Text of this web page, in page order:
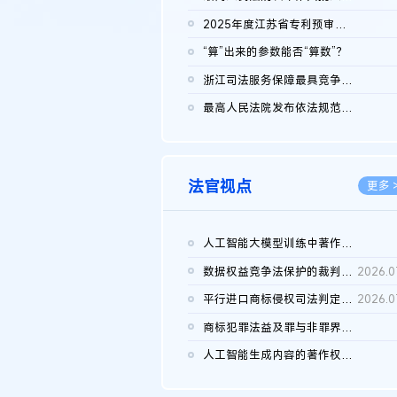
2025年度江苏省专利预审典型案例
“算”出来的参数能否“算数”？
浙江司法服务保障最具竞争力营商环境建设典型案例（第二批）含侵...
最高人民法院发布依法规范平台经营、保护消费者合法权益典型案例...
法官视点 更多
人工智能大模型训练中著作权的合理使用
数据权益竞争法保护的裁判路径构建
平行进口商标侵权司法判定规则的困境与纾解
商标犯罪法益及罪与非罪界限研究
人工智能生成内容的著作权司法认定：演进逻辑、现实困境与规则建...